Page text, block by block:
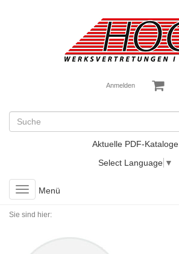
Anmelden
Aktuelle PDF-Kataloge
Select Language ▼
Toggle
navigation
Menü
Sie sind hier: